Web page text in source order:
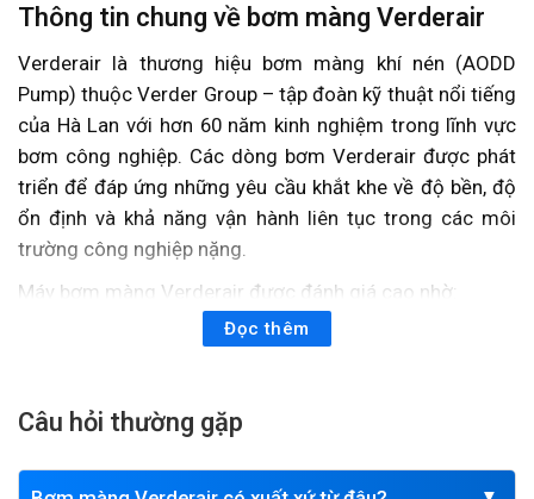
Thông tin chung về bơm màng Verderair
Verderair là thương hiệu bơm màng khí nén (AODD
Pump) thuộc Verder Group – tập đoàn kỹ thuật nổi tiếng
của Hà Lan với hơn 60 năm kinh nghiệm trong lĩnh vực
bơm công nghiệp. Các dòng bơm Verderair được phát
triển để đáp ứng những yêu cầu khắt khe về độ bền, độ
ổn định và khả năng vận hành liên tục trong các môi
trường công nghiệp nặng.
Máy bơm màng Verderair được đánh giá cao nhờ:
Hiệu suất bơm mạnh mẽ, hoạt động ổn định ngay cả
Công nghệ van khí tiên tiến, giảm rung, hạn chế đóng
Đọc thêm
Câu hỏi thường gặp